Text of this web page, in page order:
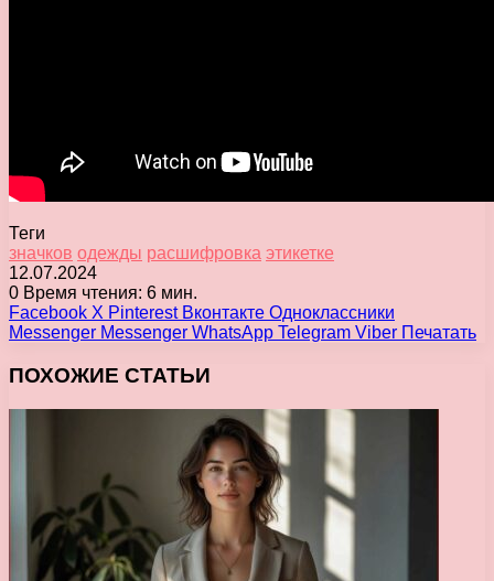
Теги
значков одежды расшифровка этикетке
12.07.2024
0 Время чтения: 6 мин.
Facebook X Pinterest Вконтакте Одноклассники
Messenger Messenger WhatsApp Telegram Viber Печатать
ПОХОЖИЕ СТАТЬИ